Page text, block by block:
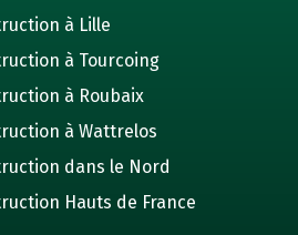
à Lille
à Tourcoing
à Roubaix
à Wattrelos
dans le Nord
Hauts de France